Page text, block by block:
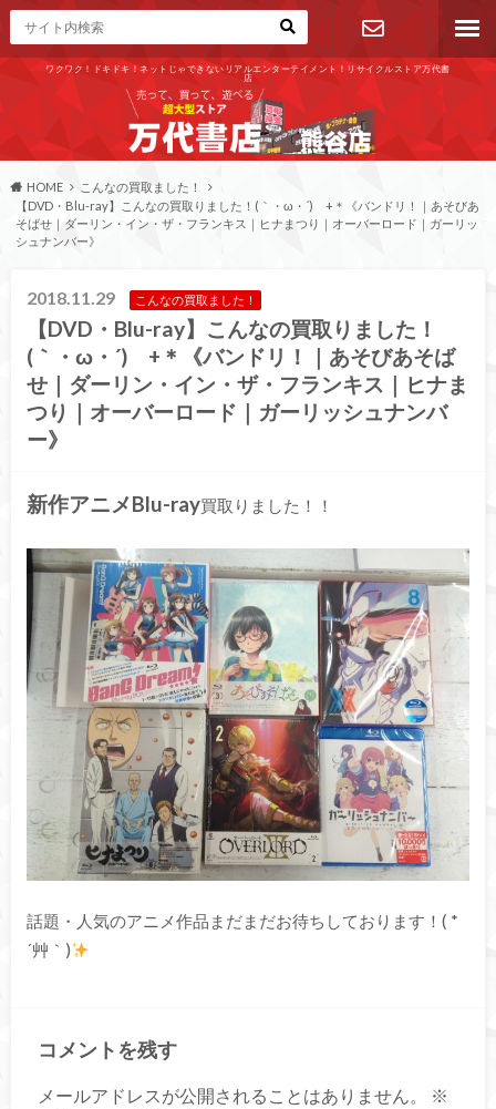
ワクワク！ドキドキ！ネットじゃできないリアルエンターテイメント！リサイクルストア万代書
店
お問い合わ
せ
HOME
こんなの買取ました！
【DVD・Blu-ray】こんなの買取りました！(｀・ω・´)ゞ+＊《バンドリ！｜あそびあ
そばせ｜ダーリン・イン・ザ・フランキス｜ヒナまつり｜オーバーロード｜ガーリッ
シュナンバー》
2018.11.29 こんなの買取ました！
【DVD・Blu-ray】こんなの買取りました！
(｀・ω・´)ゞ+＊《バンドリ！｜あそびあそば
せ｜ダーリン・イン・ザ・フランキス｜ヒナま
つり｜オーバーロード｜ガーリッシュナンバ
ー》
新作アニメBlu-ray買取りました！！
話題・人気のアニメ作品まだまだお待ちしております！( *
´艸｀)
コメントを残す
メールアドレスが公開されることはありません。
※